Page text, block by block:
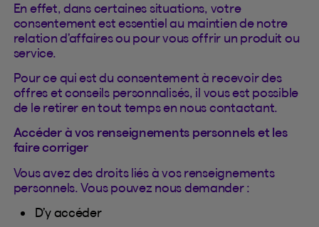
En effet, dans certaines situations, votre
consentement est essentiel au maintien de notre
relation d’affaires ou pour vous offrir un produit ou
service.
Pour ce qui est du consentement à recevoir des
offres et conseils personnalisés, il vous est possible
de le retirer en tout temps en nous contactant.
Accéder à vos renseignements personnels et les
faire corriger
Vous avez des droits liés à vos renseignements
personnels. Vous pouvez nous demander :
D’y accéder